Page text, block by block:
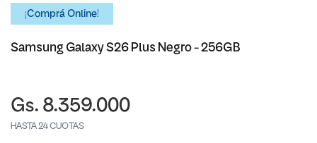
¡Comprá Online!
Samsung Galaxy S26 Plus Negro - 256GB
Gs. 8.359.000
HASTA 24 CUOTAS